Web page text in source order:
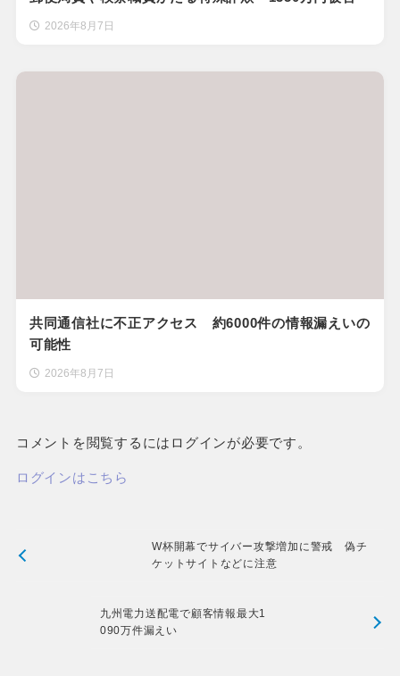
2026年8月7日
共同通信社に不正アクセス 約6000件の情報漏えいの
可能性
2026年8月7日
コメントを閲覧するにはログインが必要です。
ログインはこちら
W杯開幕でサイバー攻撃増加に警戒 偽チ
ケットサイトなどに注意
九州電力送配電で顧客情報最大1
090万件漏えい